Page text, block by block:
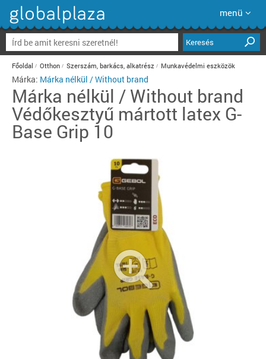
menü
Keresés
Főoldal Otthon Szerszám, barkács, alkatrész Munkavédelmi eszközök
Márka: Márka nélkül / Without brand
Márka nélkül / Without brand
Védőkesztyű mártott latex G-
Base Grip 10